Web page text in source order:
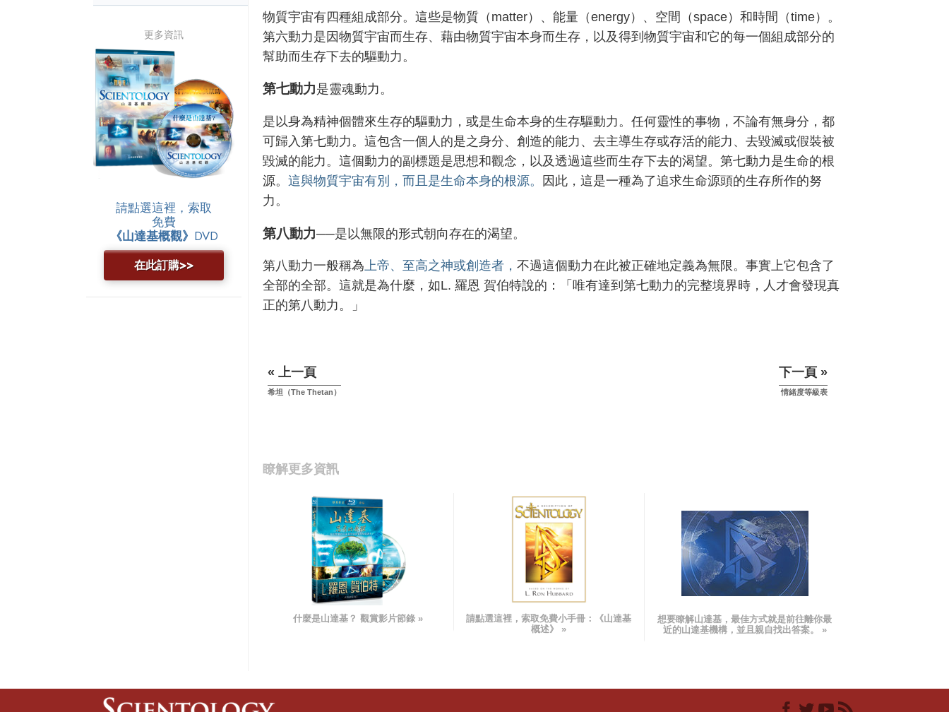
物質宇宙有四種組成部分。這些是物質（matter）、能量（energy）、空間（space）和時間（time）。
第六動力是因物質宇宙而生存、藉由物質宇宙本身而生存，以及得到物質宇宙和它的每一個組成部分的
幫助而生存下去的驅動力。
第七動力是靈魂動力。
是以身為精神個體來生存的驅動力，或是生命本身的生存驅動力。任何靈性的事物，不論有無身分，都
可歸入第七動力。這包含一個人的是之身分、創造的能力、去主導生存或存活的能力、去毀滅或假裝被
毀滅的能力。這個動力的副標題是思想和觀念，以及透過這些而生存下去的渴望。第七動力是生命的根
源。 這與物質宇宙有別，而且是生命本身的根源。
因此，這是一種為了追求生命源頭的生存所作的努
力。
第八動力──是以無限的形式朝向存在的渴望。
第八動力一般稱為上帝、至高之神或創造者， 不過這個動力在此被正確地定義為無限。事實上它包含了
全部的全部。這就是為什麼，如L. 羅恩 賀伯特說的：「唯有達到第七動力的完整境界時，人才會發現真
正的第八動力。」
« 上一頁
希坦（The Thetan）
下一頁 »
情緒度等級表
瞭解更多資訊
什麼是山達基？ 觀賞影片節錄 » 請點選這裡，索取免費小手冊：
《山達基
概述》
»
想要瞭解山達基，最佳方式就是前往離你最
近的山達基機構，並且親自找出答案。 »
更多資訊
請點選這裡，索取
免費
《山達基概觀》 DVD
在此訂購>>